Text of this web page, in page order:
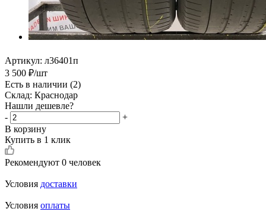
Артикул: л36401п
3 500 ₽/шт
Есть в наличии (2)
Склад: Краснодар
Нашли дешевле?
-
+
В корзину
Купить в 1 клик
Рекомендуют 0 человек
Условия доставки
Условия оплаты